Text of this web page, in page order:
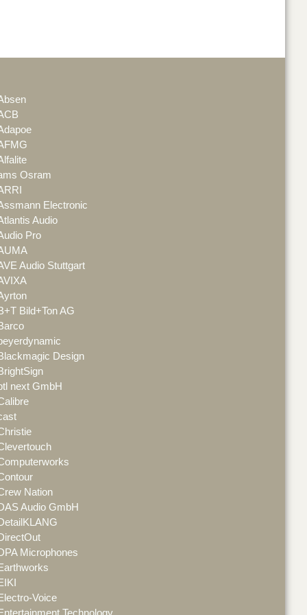
Osram
Electronic
Audio
Pro
Audio Stuttgart
Bild+Ton AG
Design
next GmbH
Nation
Audio GmbH
Microphones
Voice
Technology